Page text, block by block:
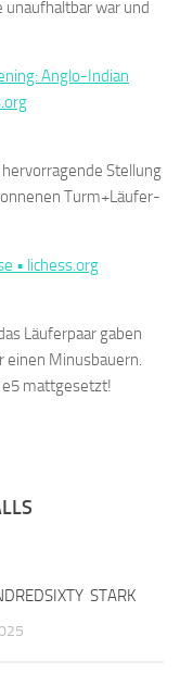
war und
Anglo-Indian
Stellung
Turm+Läufer-
• lichess.org
Läuferpaar gaben
einen Minusbauern.
e5 mattgesetzt!
STARK